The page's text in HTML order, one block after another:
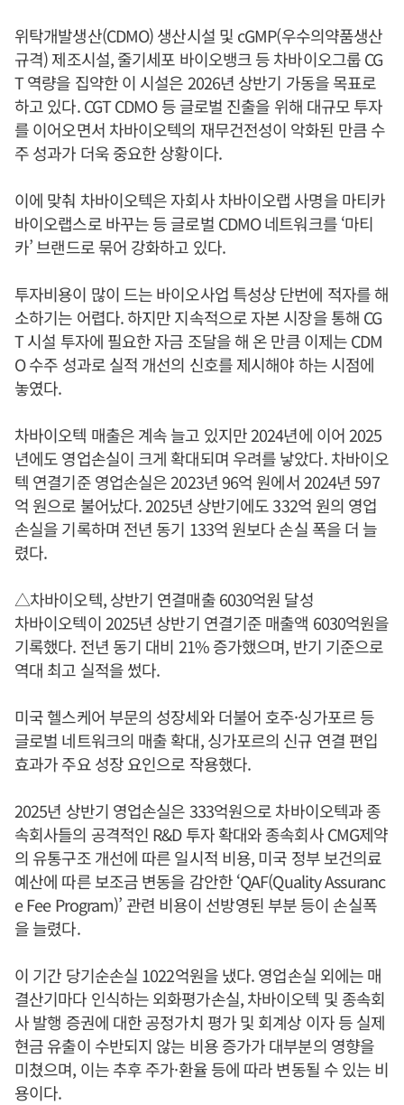
위탁개발생산(CDMO) 생산시설 및 cGMP(우수의약품생산
규격) 제조시설, 줄기세포 바이오뱅크 등 차바이오그룹 CG
T 역량을 집약한 이 시설은 2026년 상반기 가동을 목표로
하고 있다. CGT CDMO 등 글로벌 진출을 위해 대규모 투자
를 이어오면서 차바이오텍의 재무건전성이 악화된 만큼 수
주 성과가 더욱 중요한 상황이다.
이에 맞춰 차바이오텍은 자회사 차바이오랩 사명을 마티카
바이오랩스로 바꾸는 등 글로벌 CDMO 네트워크를 ‘마티
카’ 브랜드로 묶어 강화하고 있다.
투자비용이 많이 드는 바이오사업 특성상 단번에 적자를 해
소하기는 어렵다. 하지만 지속적으로 자본 시장을 통해 CG
T 시설 투자에 필요한 자금 조달을 해 온 만큼 이제는 CDM
O 수주 성과로 실적 개선의 신호를 제시해야 하는 시점에
놓였다.
차바이오텍 매출은 계속 늘고 있지만 2024년에 이어 2025
년에도 영업손실이 크게 확대되며 우려를 낳았다. 차바이오
텍 연결기준 영업손실은 2023년 96억 원에서 2024년 597
억 원으로 불어났다. 2025년 상반기에도 332억 원의 영업
손실을 기록하며 전년 동기 133억 원보다 손실 폭을 더 늘
렸다.
△차바이오텍, 상반기 연결매출 6030억원 달성
차바이오텍이 2025년 상반기 연결기준 매출액 6030억원을
기록했다. 전년 동기 대비 21% 증가했으며, 반기 기준으로
역대 최고 실적을 썼다.
미국 헬스케어 부문의 성장세와 더불어 호주·싱가포르 등
글로벌 네트워크의 매출 확대, 싱가포르의 신규 연결 편입
효과가 주요 성장 요인으로 작용했다.
2025년 상반기 영업손실은 333억원으로 차바이오텍과 종
속회사들의 공격적인 R&D 투자 확대와 종속회사 CMG제약
의 유통구조 개선에 따른 일시적 비용, 미국 정부 보건의료
예산에 따른 보조금 변동을 감안한 ‘QAF(Quality Assuranc
e Fee Program)’ 관련 비용이 선방영된 부분 등이 손실폭
을 늘렸다.
이 기간 당기순손실 1022억원을 냈다. 영업손실 외에는 매
결산기마다 인식하는 외화평가손실, 차바이오텍 및 종속회
사 발행 증권에 대한 공정가치 평가 및 회계상 이자 등 실제
현금 유출이 수반되지 않는 비용 증가가 대부분의 영향을
미쳤으며, 이는 추후 주가·환율 등에 따라 변동될 수 있는 비
용이다.